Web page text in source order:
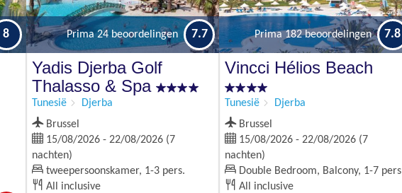
8 Prima 24 beoordelingen 7.7
Yadis Djerba Golf
Thalasso & Spa
Tunesië
Djerba
Brussel
15/08/2026 - 22/08/2026 (7
nachten)
tweepersoonskamer, 1-3 pers.
All inclusive
Prima 182 beoordelingen 7.8
Vincci Hélios Beach
Tunesië
Djerba
Brussel
15/08/2026 - 22/08/2026 (7
nachten)
Double Bedroom, Balcony, 1-7 pers
All inclusive